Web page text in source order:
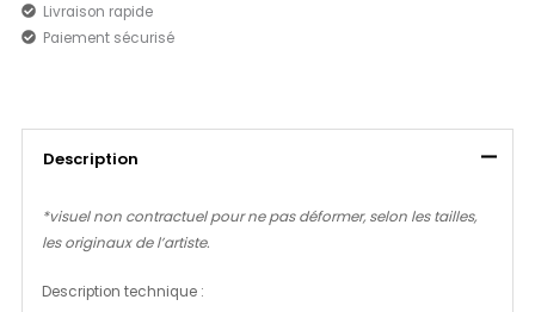
Livraison rapide
Paiement sécurisé
Description
*visuel non contractuel pour ne pas déformer, selon les tailles,
les originaux de l’artiste.
Description technique :